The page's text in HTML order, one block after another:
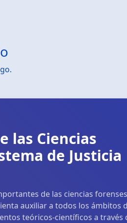
las Ciencias
de Justicia
de las ciencias forenses
auxiliar a todos los ámbitos
teóricos-científicos a través